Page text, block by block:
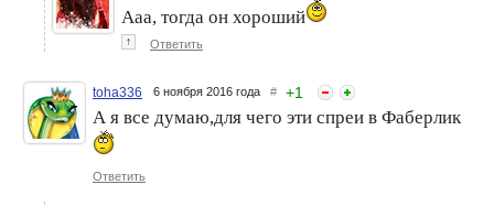
Ааа, тогда он хороший
↑ Ответить
toha336 6 ноября 2016 года # +1
А я все думаю,для чего эти спреи в Фаберлик
Ответить